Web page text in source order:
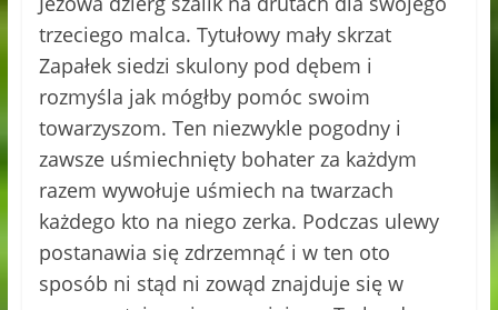
trzeciego malca. Tytułowy mały skrzat
Zapałek siedzi skulony pod dębem i
rozmyśla jak mógłby pomóc swoim
towarzyszom. Ten niezwykle pogodny i
zawsze uśmiechnięty bohater za każdym
razem wywołuje uśmiech na twarzach
każdego kto na niego zerka. Podczas ulewy
postanawia się zdrzemnąć i w ten oto
sposób ni stąd ni zowąd znajduje się w